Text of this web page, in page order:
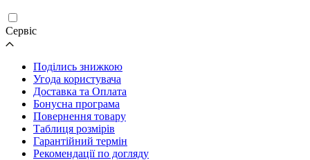
Cервіс
Поділись знижкою
Угода користувача
Доставка та Оплата
Бонусна програма
Повернення товару
Таблиця розмірів
Гарантійний термін
Рекомендації по догляду